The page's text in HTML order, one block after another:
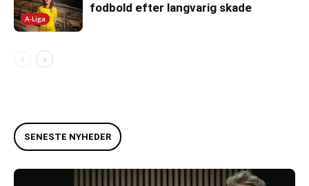
A-Liga
fodbold efter langvarig skade
SENESTE NYHEDER